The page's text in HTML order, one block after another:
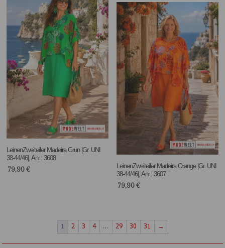
LeinenZweiteiler Madeira Grün |Gr. UNI
38-44/46|, Anr.: 3608
79,90€
LeinenZweiteiler Madeira Orange |Gr. UNI
38-44/46|, Anr.: 3607
79,90€
1 2 3 4 … 29 30 31 →